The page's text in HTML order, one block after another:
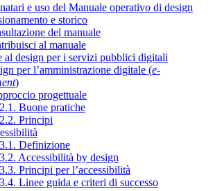
e uso del Manuale operativo di design
e storico
del manuale
al manuale
al design per i servizi pubblici digitali
per l’amministrazione digitale (e-
)
progettuale
Buone pratiche
Principi
Definizione
Accessibilità by design
Principi per l’accessibilità
Linee guida e criteri di successo